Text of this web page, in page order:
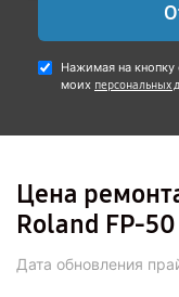
Нажимая на кнопку
моих персональных
Цена
Roland FP-
Дата обновления